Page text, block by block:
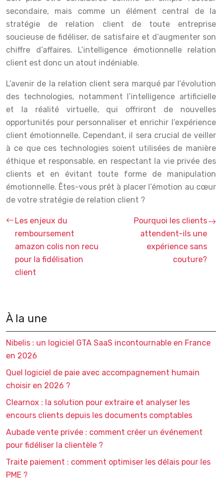
secondaire, mais comme un élément central de la
stratégie de relation client de toute entreprise
soucieuse de fidéliser, de satisfaire et d’augmenter son
chiffre d’affaires. L’intelligence émotionnelle relation
client est donc un atout indéniable.
L’avenir de la relation client sera marqué par l’évolution
des technologies, notamment l’intelligence artificielle
et la réalité virtuelle, qui offriront de nouvelles
opportunités pour personnaliser et enrichir l’expérience
client émotionnelle. Cependant, il sera crucial de veiller
à ce que ces technologies soient utilisées de manière
éthique et responsable, en respectant la vie privée des
clients et en évitant toute forme de manipulation
émotionnelle. Êtes-vous prêt à placer l’émotion au cœur
de votre stratégie de relation client ?
Les enjeux du
remboursement
amazon colis non recu
pour la fidélisation
client
Pourquoi les clients
attendent-ils une
expérience sans
couture?
À la une
Nibelis : un logiciel GTA SaaS incontournable en France
en 2026
Quel logiciel de paie avec accompagnement humain
choisir en 2026 ?
Clearnox : la solution pour extraire et analyser les
encours clients depuis les documents comptables
Aubade vente privée : comment créer un événement
pour fidéliser la clientèle ?
Traite paiement : comment optimiser les délais pour les
PME ?